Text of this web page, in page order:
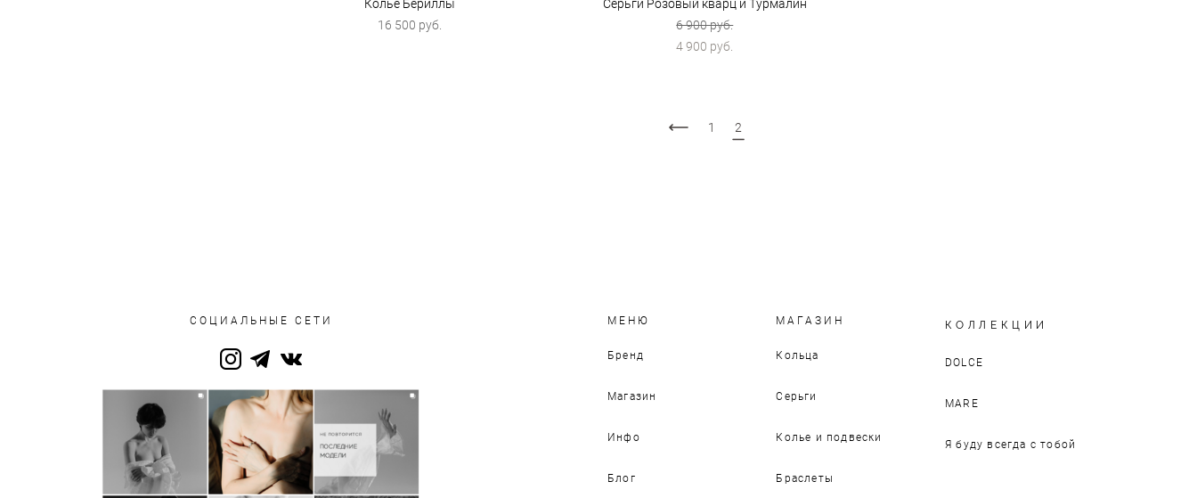
16 500 pуб.
6 900 pуб.
4 900 pуб.
1 2
СОЦИАЛЬНЫЕ СЕТИ МЕНЮ
Бренд
Магазин
Инфо
Блог
МАГАЗИН
Кольца
Серьги
Колье и подвески
Браслеты
КОЛЛЕКЦИИ
DOLCE
MARE
Я буду всегда с тобой